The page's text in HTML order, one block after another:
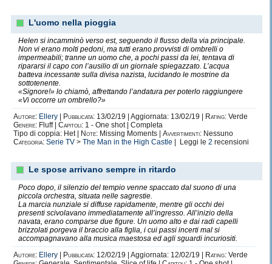
L'uomo nella pioggia
Helen si incamminò verso est, seguendo il flusso della via principale.
Non vi erano molti pedoni, ma tutti erano provvisti di ombrelli o
impermeabili; tranne un uomo che, a pochi passi da lei, tentava di
ripararsi il capo con l’ausilio di un giornale spiegazzato. L’acqua
batteva incessante sulla divisa nazista, lucidando le mostrine da
sottotenente.
«Signore!» lo chiamò, affrettando l’andatura per poterlo raggiungere
«Vi occorre un ombrello?»
Autore: Ellery Pubblicata: 13/02/19 | Aggiornata: 13/02/19 | Rating: Verde
Genere: Fluff | Capitoli: 1 - One shot | Completa
Tipo di coppia: Het |
Note: Missing Moments | Avvertimenti: Nessuno
Categoria: Serie TV > The Man in the High Castle | Leggi le 2 recensioni
Le spose arrivano sempre in ritardo
Poco dopo, il silenzio del tempio venne spaccato dal suono di una
piccola orchestra, situata nelle sagrestie.
La marcia nunziale si diffuse rapidamente, mentre gli occhi dei
presenti scivolavano immediatamente all’ingresso. All’inizio della
navata, erano comparse due figure. Un uomo alto e dai radi capelli
brizzolati porgeva il braccio alla figlia, i cui passi incerti mal si
accompagnavano alla musica maestosa ed agli sguardi incuriositi.
Autore: Ellery Pubblicata: 12/02/19 | Aggiornata: 12/02/19 | Rating: Verde